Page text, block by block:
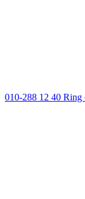
010-288 12 40 Ring